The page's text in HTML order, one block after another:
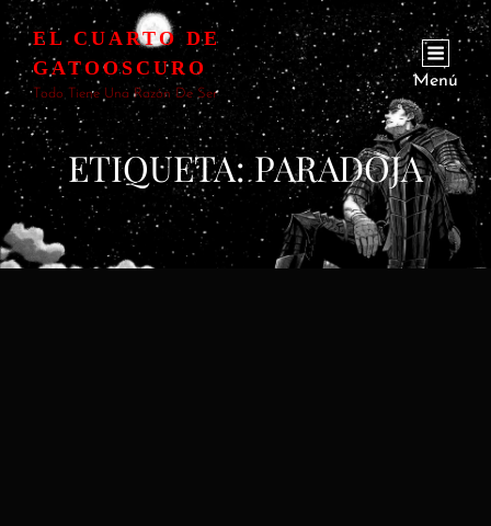
EL CUARTO DE
GATOOSCURO
Todo Tiene Una Razón De Ser
Menú
ETIQUETA:PARADOJA